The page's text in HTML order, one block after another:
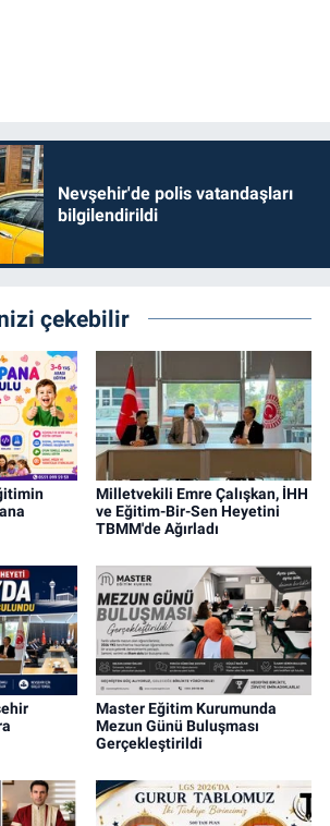
Nevşehir'de polis vatandaşları
bilgilendirildi
çekebilir
Milletvekili Emre Çalışkan, İHH
ve Eğitim-Bir-Sen Heyetini
TBMM'de Ağırladı
Master Eğitim Kurumunda
Mezun Günü Buluşması
Gerçekleştirildi